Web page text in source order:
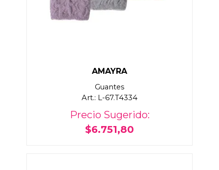
AMAYRA
Guantes
Art.: L-67.T4334
Precio Sugerido:
$6.751,80